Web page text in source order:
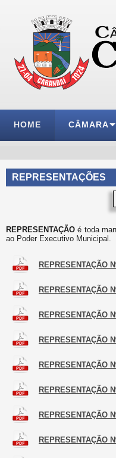
HOME CÂMARA
REPRESENTAÇÕES
REPRESENTAÇÃO é toda
ao Poder Executivo Municipal.
REPRESENTAÇÃO
REPRESENTAÇÃO
REPRESENTAÇÃO
REPRESENTAÇÃO
REPRESENTAÇÃO
REPRESENTAÇÃO
REPRESENTAÇÃO
REPRESENTAÇÃO